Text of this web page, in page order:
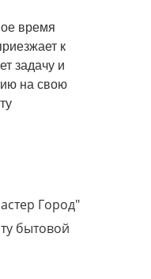
время
к
задачу и
на свою
Город"
бытовой